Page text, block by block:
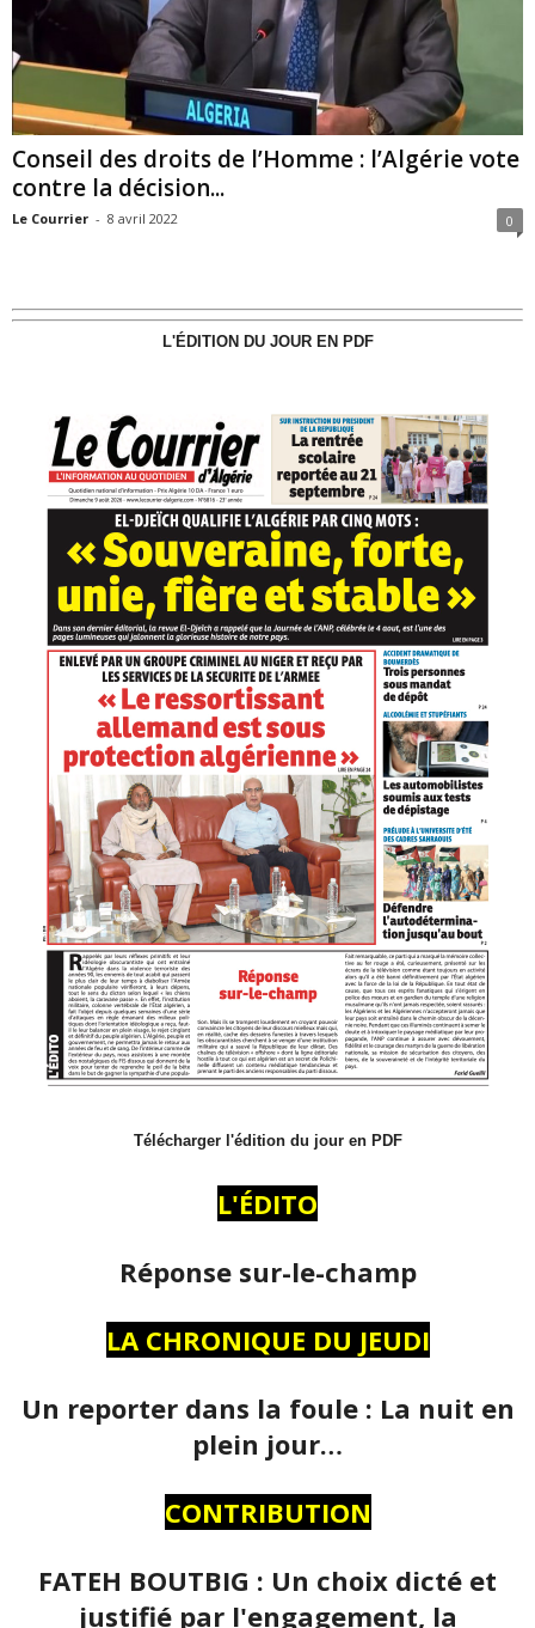
Conseil des droits de l’Homme : l’Algérie vote
contre la décision...
Le Courrier - 8 avril 2022 0
L'ÉDITION DU JOUR EN PDF
Télécharger l'édition du jour en PDF
L'ÉDITO
Réponse sur-le-champ
LA CHRONIQUE DU JEUDI
Un reporter dans la foule : La nuit en
plein jour…
CONTRIBUTION
FATEH BOUTBIG : Un choix dicté et
justifié par l'engagement, la